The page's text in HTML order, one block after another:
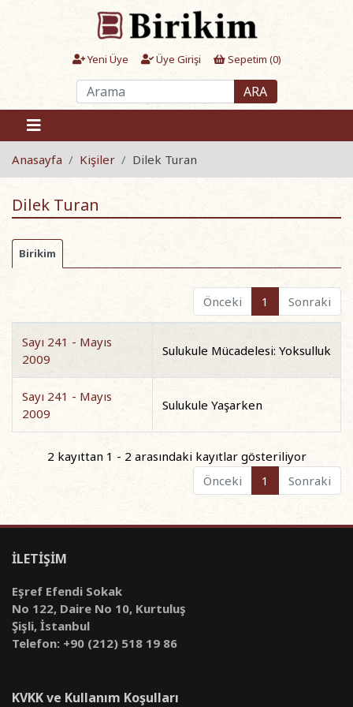
Yeni Üye Üye Girişi Sepetim (0)
ARA
Anasayfa Kişiler Dilek Turan
Dilek Turan
Birikim
Önceki 1 Sonraki
Sayı 241 - Mayıs
2009
Sulukule Mücadelesi: Yoksulluk
Sayı 241 - Mayıs
2009
Sulukule Yaşarken
2 kayıttan 1 - 2 arasındaki kayıtlar gösteriliyor
Önceki
1 Sonraki
İLETİŞİM
Eşref Efendi Sokak
No 122, Daire No 10, Kurtuluş
Şişli, İstanbul
Telefon: +90 (212) 518 19 86
KVKK ve Kullanım Koşulları